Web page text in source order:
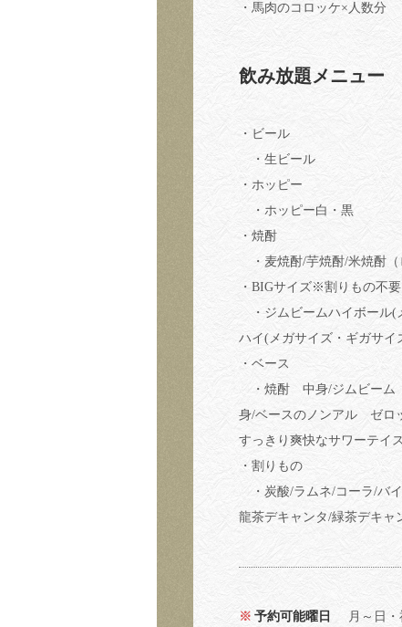
・馬肉のコロッケ×人数分
飲み放題メニュー
・ビール
・生ビール
・ホッピー
・ホッピー白・黒
・焼酎
・麦焼酎/芋焼酎/米焼酎（
・BIGサイズ※割りもの不要
・ジムビームハイボール(
ハイ(メガサイズ・ギガサイ
・ベース
・焼酎 中身/ジムビーム
身/ベースのノンアル ゼロ
すっきり爽快なサワーテイ
・割りもの
・炭酸/ラムネ/コーラ/バ
龍茶デキャンタ/緑茶デキャ
予約可能曜日 月～日